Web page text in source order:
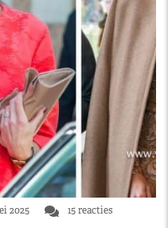
2025 15 reacties